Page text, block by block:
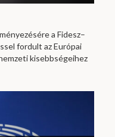
a Fidesz–
fordult az Európai
kisebbségeihez